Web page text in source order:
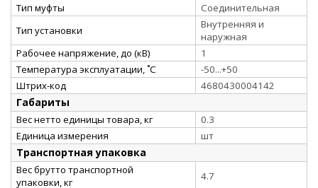
Тип муфты
Соединительная
Тип установки
Внутренняя и
наружная
Рабочее напряжение, до (кВ)
1
Температура эксплуатации, ˚С
-50...+50
Штрих-код
4680430004142
Габариты
Вес нетто единицы товара, кг
0.3
Единица измерения
шт
Транспортная упаковка
Вес брутто транспортной
упаковки, кг
4.7